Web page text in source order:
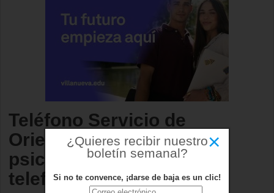
Teléfono Servicio de
Orientación Jurídica,
psicológica y Médica
telefónica para personas
×
¿Quieres recibir nuestro
boletín semanal?
Si no te convence, ¡darse de baja es un clic!